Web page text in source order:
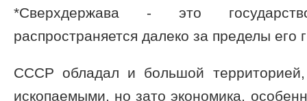
*Сверхдержава - это
распространяется далеко за пределы его
СССР обладал и большой
ископаемыми, но зато экономика,